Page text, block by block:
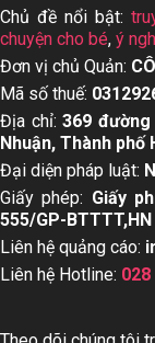
Chủ đề nổi bật:
chuyện cho bé, ý
Đơn vị chủ Quản:
Mã số thuế:
Địa chỉ:369 đường
Nhuận, Thành phố
Đại diện pháp luật:
Giấy phép: Giấy
555/GP-
Liên hệ quảng cáo:
Liên hệ Hotline: 028